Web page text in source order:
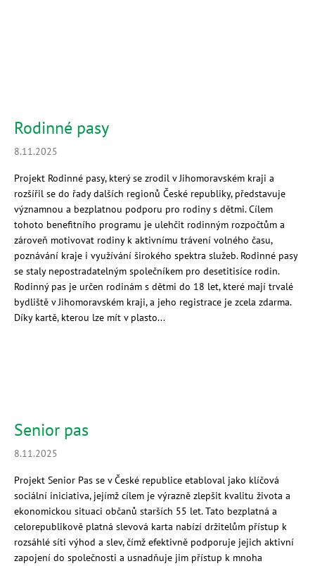
Rodinné pasy
8.11.2025
Projekt Rodinné pasy, který se zrodil v Jihomoravském kraji a
rozšířil se do řady dalších regionů České republiky, představuje
významnou a bezplatnou podporu pro rodiny s dětmi. Cílem
tohoto benefitního programu je ulehčit rodinným rozpočtům a
zároveň motivovat rodiny k aktivnímu trávení volného času,
poznávání kraje i využívání širokého spektra služeb. Rodinné pasy
se staly nepostradatelným společníkem pro desetitisíce rodin.
Rodinný pas je určen rodinám s dětmi do 18 let, které mají trvalé
bydliště v Jihomoravském kraji, a jeho registrace je zcela zdarma.
Díky kartě, kterou lze mít v plasto...
Senior pas
8.11.2025
Projekt Senior Pas se v České republice etabloval jako klíčová
sociální iniciativa, jejímž cílem je výrazně zlepšit kvalitu života a
ekonomickou situaci občanů starších 55 let. Tato bezplatná a
celorepublikově platná slevová karta nabízí držitelům přístup k
rozsáhlé síti výhod a slev, čímž efektivně podporuje jejich aktivní
zapojení do společnosti a usnadňuje jim přístup k mnoha